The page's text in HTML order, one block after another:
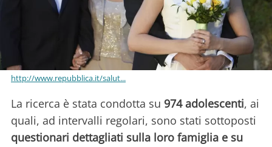
http://www.repubblica.it/salut...
La ricerca è stata condotta su 974 adolescenti, ai
quali, ad intervalli regolari, sono stati sottoposti
questionari dettagliati sulla loro famiglia e su